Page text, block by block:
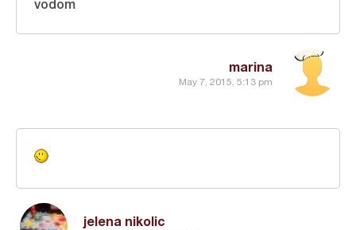
marina
May 7, 2015, 5:13 pm
vodom
jelena nikolic